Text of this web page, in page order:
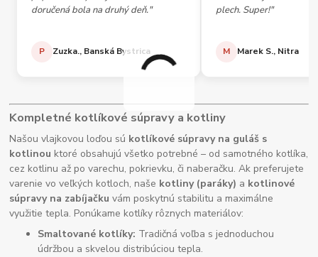
doručená bola na druhý deň."
P Zuzka., Banská Bystrica
plech. Super!"
M Marek S., Nitra
Kompletné kotlíkové súpravy a kotliny
Našou vlajkovou loďou sú kotlíkové súpravy na guláš s
kotlinou ktoré obsahujú všetko potrebné – od samotného kotlíka,
cez kotlinu až po varechu, pokrievku, či naberačku. Ak preferujete
varenie vo veľkých kotloch, naše kotliny (paráky) a kotlinové
súpravy na zabíjačku vám poskytnú stabilitu a maximálne
využitie tepla. Ponúkame kotlíky rôznych materiálov:
Smaltované kotlíky: Tradičná voľba s jednoduchou
údržbou a skvelou distribúciou tepla.